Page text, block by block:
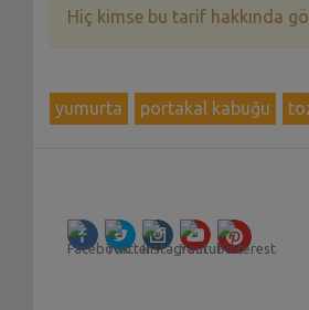
Hiç kimse bu tarif hakkında
yumurta portakal kabuğu